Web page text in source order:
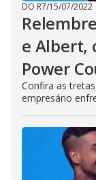
DO R7/15/07/2022
e Albert,
Power
Confira as
empresário